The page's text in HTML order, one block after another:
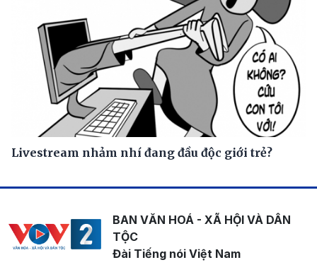
Livestream nhảm nhí đang đầu độc giới trẻ?
BAN VĂN HOÁ - XÃ HỘI VÀ DÂN
TỘC
Đài Tiếng nói Việt Nam